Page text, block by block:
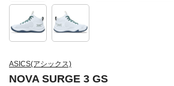
ASICS(アシックス)
NOVA SURGE 3 GS